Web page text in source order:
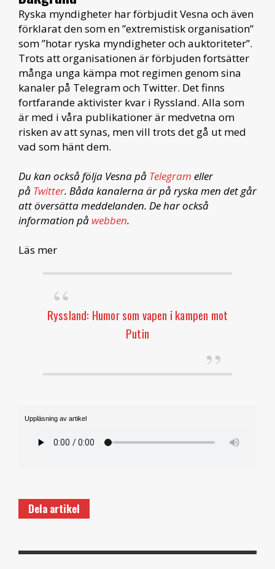
Ryska myndigheter har förbjudit Vesna och även
förklarat den som en ”extremistisk organisation”
som ”hotar ryska myndigheter och auktoriteter”.
Trots att organisationen är förbjuden fortsätter
många unga kämpa mot regimen genom sina
kanaler på Telegram och Twitter. Det finns
fortfarande aktivister kvar i Ryssland. Alla som
är med i våra publikationer är medvetna om
risken av att synas, men vill trots det gå ut med
vad som hänt dem.
Du kan också följa Vesna på Telegram eller
på Twitter. Båda kanalerna är på ryska men det går
att översätta meddelanden. De har också
information på webben.
Läs mer
Ryssland: Humor som vapen i kampen mot
Putin
Uppläsning av artikel
Dela artikel